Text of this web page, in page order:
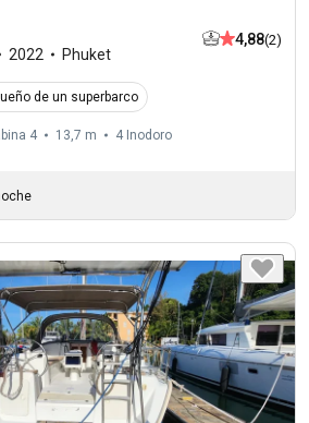
2022 Phuket
4,88(2)
de un superbarco
4 13,7 m 4 Inodoro